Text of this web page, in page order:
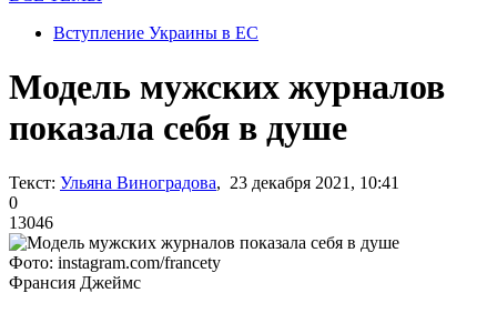
Вступление Украины в ЕС
Модель мужских журналов
показала себя в душе
Текст: Ульяна Виноградова, 23 декабря 2021, 10:41
0
13046
Фото: instagram.com/francety
Франсия Джеймс